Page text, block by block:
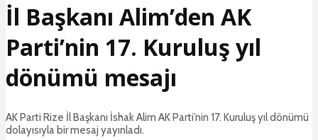
İl Başkanı Alim’den AK
Parti’nin 17. Kuruluş yıl
dönümü mesajı
AK Parti Rize İl Başkanı İshak Alim AK Parti’nin 17. Kuruluş yıl dönümü
dolayısıyla bir mesaj yayınladı.